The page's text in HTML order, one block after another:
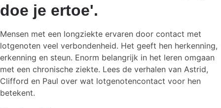
doe je ertoe'.
Mensen met een longziekte ervaren door contact met
lotgenoten veel verbondenheid. Het geeft hen herkenning,
erkenning en steun. Enorm belangrijk in het leren omgaan
met een chronische ziekte. Lees de verhalen van Astrid,
Clifford en Paul over wat lotgenotencontact voor hen
betekent.